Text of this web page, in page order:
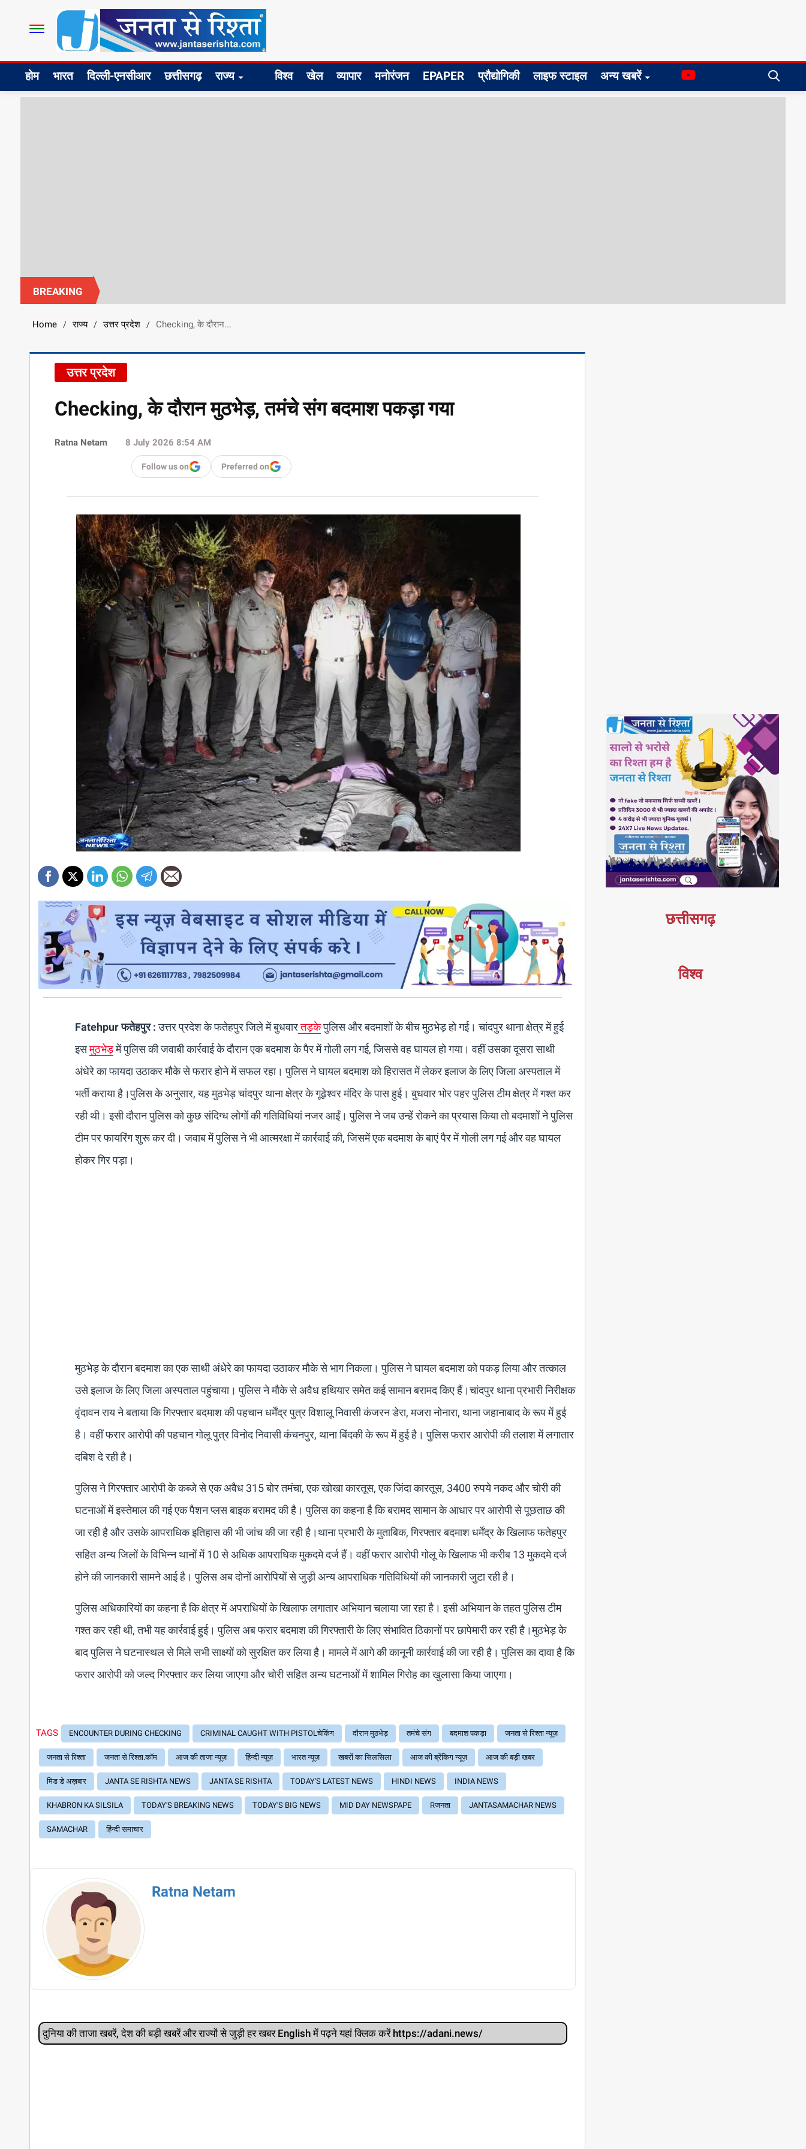
होम भारत दिल्ली-एनसीआर छत्तीसगढ़ राज्य विश्व खेल व्यापार मनोरंजन EPAPER प्रौद्योगिकी लाइफ स्टाइल अन्य खबरें
BREAKING
Home / राज्य / उत्तर प्रदेश / Checking, के दौरान...
उत्तर प्रदेश
Checking, के दौरान मुठभेड़, तमंचे संग बदमाश पकड़ा गया
Ratna Netam 8 July 2026 8:54 AM
Follow us on Preferred on
Fatehpur फतेहपुर :उत्तर प्रदेश के फतेहपुर जिले में बुधवारतड़केपुलिस और बदमाशों के बीच मुठभेड़ हो गई। चांदपुर थाना क्षेत्र में हुई
इसमुठभेड़में पुलिस की जवाबी कार्रवाई के दौरान एक बदमाश के पैर में गोली लग गई, जिससे वह घायल हो गया। वहीं उसका दूसरा साथी
अंधेरे का फायदा उठाकर मौके से फरार होने में सफल रहा। पुलिस ने घायल बदमाश को हिरासत में लेकर इलाज के लिए जिला अस्पताल में
भर्ती कराया है।पुलिस के अनुसार, यह मुठभेड़ चांदपुर थाना क्षेत्र के गूढ़ेश्वर मंदिर के पास हुई। बुधवार भोर पहर पुलिस टीम क्षेत्र में गश्त कर
रही थी। इसी दौरान पुलिस को कुछ संदिग्ध लोगों की गतिविधियां नजर आईं। पुलिस ने जब उन्हें रोकने का प्रयास किया तो बदमाशों ने पुलिस
टीम पर फायरिंग शुरू कर दी। जवाब में पुलिस ने भी आत्मरक्षा में कार्रवाई की, जिसमें एक बदमाश के बाएं पैर में गोली लग गई और वह घायल
होकर गिर पड़ा।
मुठभेड़ के दौरान बदमाश का एक साथी अंधेरे का फायदा उठाकर मौके से भाग निकला। पुलिस ने घायल बदमाश को पकड़ लिया और तत्काल
उसे इलाज के लिए जिला अस्पताल पहुंचाया। पुलिस ने मौके से अवैध हथियार समेत कई सामान बरामद किए हैं।चांदपुर थाना प्रभारी निरीक्षक
वृंदावन राय ने बताया कि गिरफ्तार बदमाश की पहचान धर्मेंद्र पुत्र विशालू निवासी कंजरन डेरा, मजरा नोनारा, थाना जहानाबाद के रूप में हुई
है। वहीं फरार आरोपी की पहचान गोलू पुत्र विनोद निवासी कंचनपुर, थाना बिंदकी के रूप में हुई है। पुलिस फरार आरोपी की तलाश में लगातार
दबिश दे रही है।
पुलिस ने गिरफ्तार आरोपी के कब्जे से एक अवैध 315 बोर तमंचा, एक खोखा कारतूस, एक जिंदा कारतूस, 3400 रुपये नकद और चोरी की
घटनाओं में इस्तेमाल की गई एक पैशन प्लस बाइक बरामद की है। पुलिस का कहना है कि बरामद सामान के आधार पर आरोपी से पूछताछ की
जा रही है और उसके आपराधिक इतिहास की भी जांच की जा रही है।थाना प्रभारी के मुताबिक, गिरफ्तार बदमाश धर्मेंद्र के खिलाफ फतेहपुर
सहित अन्य जिलों के विभिन्न थानों में 10 से अधिक आपराधिक मुकदमे दर्ज हैं। वहीं फरार आरोपी गोलू के खिलाफ भी करीब 13 मुकदमे दर्ज
होने की जानकारी सामने आई है। पुलिस अब दोनों आरोपियों से जुड़ी अन्य आपराधिक गतिविधियों की जानकारी जुटा रही है।
पुलिस अधिकारियों का कहना है कि क्षेत्र में अपराधियों के खिलाफ लगातार अभियान चलाया जा रहा है। इसी अभियान के तहत पुलिस टीम
गश्त कर रही थी, तभी यह कार्रवाई हुई। पुलिस अब फरार बदमाश की गिरफ्तारी के लिए संभावित ठिकानों पर छापेमारी कर रही है।मुठभेड़ के
बाद पुलिस ने घटनास्थल से मिले सभी साक्ष्यों को सुरक्षित कर लिया है। मामले में आगे की कानूनी कार्रवाई की जा रही है। पुलिस का दावा है कि
फरार आरोपी को जल्द गिरफ्तार कर लिया जाएगा और चोरी सहित अन्य घटनाओं में शामिल गिरोह का खुलासा किया जाएगा।
TAGS ENCOUNTER DURING CHECKING CRIMINAL CAUGHT WITH PISTOLचेकिंग दौरान मुठभेड़ तमंचे संग बदमाश पकड़ा जनता से रिश्ता न्यूज़
जनता से रिश्ता जनता से रिश्ता.कॉम आज की ताजा न्यूज़ हिंन्दी न्यूज़ भारत न्यूज़ खबरों का सिलसिला आज की ब्रेंकिग न्यूज़ आज की बड़ी खबर
मिड डे अख़बार JANTA SE RISHTA NEWS JANTA SE RISHTA TODAY'S LATEST NEWS HINDI NEWS INDIA NEWS
KHABRON KA SILSILA TODAY'S BREAKING NEWS TODAY'S BIG NEWS MID DAY NEWSPAPE Rजनता JANTASAMACHAR NEWS
SAMACHAR हिंन्दी समाचार
Ratna Netam
दुनिया की ताजा खबरें, देश की बड़ी खबरें और राज्‍यों से जुड़ी हर खबर English में पढ़ने यहां क्लिक करें https://adani.news/
छत्तीसगढ़
विश्व